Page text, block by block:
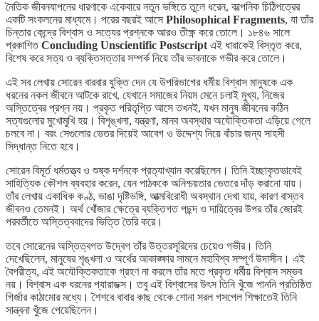
নৈতিক জীবনযাপনের ধারণাকে একেবারে নতুন ভঙ্গিতে তুলে ধরেন, কাল্পনিক চিঠিপত্রের
একটি সংকলনের মাধ্যমে। পরের বছরই আসে Philosophical Fragments, যা তাঁর
চিন্তার কেন্দ্রে বিশ্বাস ও সত্যের প্রশ্নকে আরও তীক্ষ্ণ করে তোলে। ১৮৪৬ সালে
প্রকাশিতConcluding Unscientific Postscript এই ধারাকেই বিস্তৃত করে,
বিশেষ করে সত্য ও ব্যক্তিসত্তার সম্পর্ক নিয়ে তাঁর ভাবনাকে গভীর করে তোলে।
এই সব লেখায় সোরেন বারবার যুক্তি দেন যে উপরিভাগের ধর্মীয় বিশ্বাস মানুষকে এক
ধরনের নকল জীবনে আটকে রাখে, যেখানে সমাজের নিয়ম মেনে চলাই মুখ্য, নিজের
অস্তিত্বের প্রশ্ন নয়। প্রকৃত পরিতৃপ্তি আসে তখনই, যখন মানুষ জীবনের কঠিন
সত্যগুলোর মুখোমুখি হয়। বিশৃঙ্খলা, যন্ত্রণা, মানব অবস্থার অযৌক্তিকতা এড়িয়ে গেলে
চলবে না। বরং সেগুলোর ভেতর দিয়েই আবেগ ও উদ্দেশ্য নিয়ে বাঁচার জন্য সাহসী
সিদ্ধান্ত নিতে হবে।
সোরেন বিমূর্ত ধর্মতত্ত্ব ও শুষ্ক দর্শনকে প্রত্যাখ্যান করেছিলেন। তিনি ইচ্ছাকৃতভাবেই
সাহিত্যিক কৌশল ব্যবহার করেন, যেন পাঠককে অনিশ্চয়তার ভেতরে দাঁড় করানো যায়।
তাঁর লেখায় একাধিক কণ্ঠ, ভাঙা দৃষ্টিভঙ্গি, আত্মবিরোধী অবস্থান দেখা যায়, কারণ বাস্তব
জীবনও তেমনই। অর্থ খোঁজার ক্ষেত্রে ব্যক্তিগত পছন্দ ও দায়িত্বের উপর তাঁর জোরই
পরবর্তীতে অস্তিত্ববাদের ভিত্তি তৈরি করে।
তবে সোরেনের অস্তিত্বগত উদ্বেগ তাঁর উত্তরসূরিদের চেয়েও গভীর। তিনি
দেখেছিলেন, মানুষের শৃঙ্খলা ও অর্থের আকাঙ্ক্ষার সামনে মহাবিশ্ব সম্পূর্ণ উদাসীন। এই
বৈপরীত্য, এই অযৌক্তিকতাকে গ্রহণ না করলে তাঁর মতে প্রকৃত ধর্মীয় বিশ্বাস সম্ভব
নয়। বিশ্বাস এক ধরনের প্যারাডক্স। তবু এই বিশ্বাসের উৎস তিনি খুঁজে পাননি প্রতিষ্ঠিত
গির্জার কাঠামোর মধ্যে। শৈশবে বাবার কাছ থেকে শোনা সরল গসপেল শিক্ষাতেই তিনি
সান্ত্বনা খুঁজে পেয়েছিলেন।